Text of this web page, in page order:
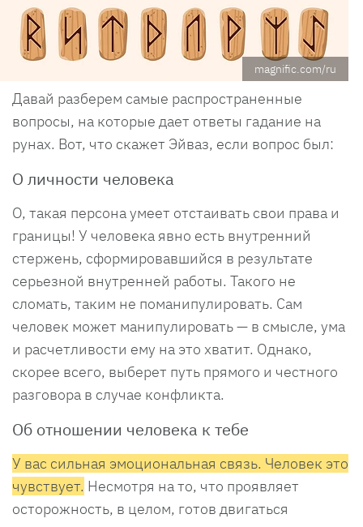
magnific.com/ru
Давай разберем самые распространенные
вопросы, на которые дает ответы гадание на
рунах. Вот, что скажет Эйваз, если вопрос был:
О личности человека
О, такая персона умеет отстаивать свои права и
границы! У человека явно есть внутренний
стержень, сформировавшийся в результате
серьезной внутренней работы. Такого не
сломать, таким не поманипулировать. Сам
человек может манипулировать — в смысле, ума
и расчетливости ему на это хватит. Однако,
скорее всего, выберет путь прямого и честного
разговора в случае конфликта.
Об отношении человека к тебе
У вас сильная эмоциональная связь. Человек это
чувствует. Несмотря на то, что проявляет
осторожность, в целом, готов двигаться